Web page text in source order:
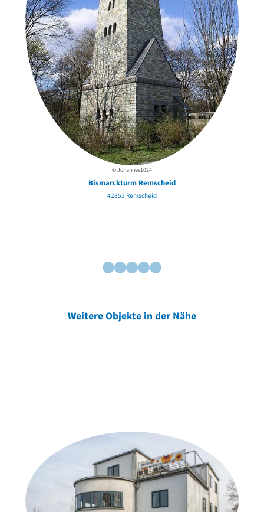
© Johannes1024
Bismarckturm Remscheid
42853 Remscheid
Weitere Objekte in der Nähe